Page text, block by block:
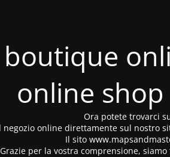
online
Ora potete trovarci
online direttamente sul nostro
Il sito
Grazie per la vostra comprensione,